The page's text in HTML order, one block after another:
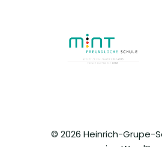
© 2026 Heinrich-Grupe-